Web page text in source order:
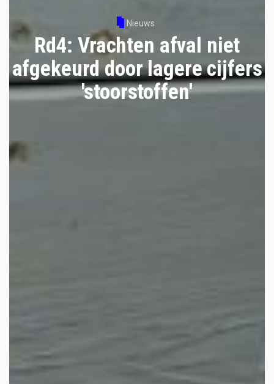
Nieuws
Rd4: Vrachten afval niet
afgekeurd door lagere cijfers
'stoorstoffen'